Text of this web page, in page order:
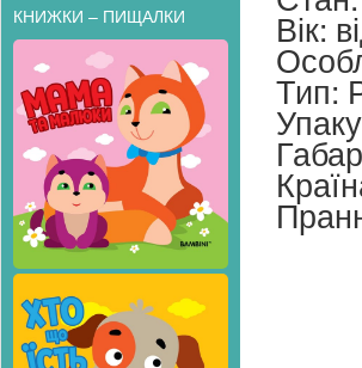
КНИЖКИ – ПИЩАЛКИ Вік:
Тип: